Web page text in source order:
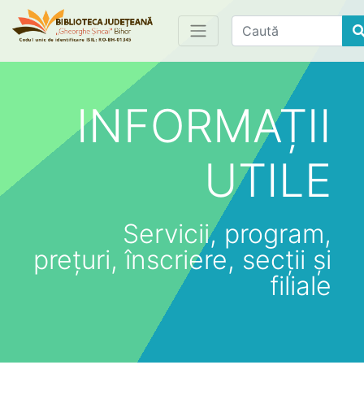
Find
INFORMAȚII
UTILE
Servicii, program,
prețuri, înscriere, secții și
filiale